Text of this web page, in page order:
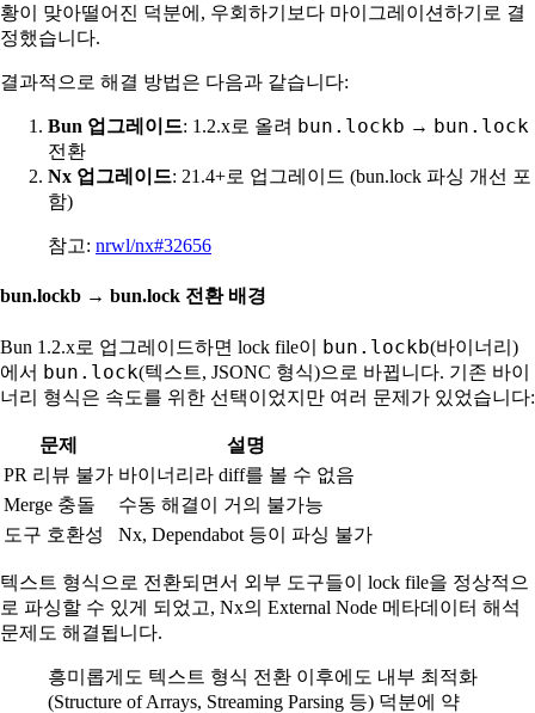
황이 맞아떨어진 덕분에, 우회하기보다 마이그레이션하기로 결
정했습니다.
결과적으로 해결 방법은 다음과 같습니다:
Bun 업그레이드: 1.2.x로 올려 bun.lockb → bun.lock
전환
Nx 업그레이드: 21.4+로 업그레이드 (bun.lock 파싱 개선 포
함)
참고: nrwl/nx#32656
bun.lockb → bun.lock 전환 배경
Bun 1.2.x로 업그레이드하면 lock file이 bun.lockb(바이너리)
에서 bun.lock(텍스트, JSONC 형식)으로 바뀝니다. 기존 바이
너리 형식은 속도를 위한 선택이었지만 여러 문제가 있었습니다:
문제
설명
PR 리뷰 불가 바이너리라 diff를 볼 수 없음
Merge 충돌
수동 해결이 거의 불가능
도구 호환성
Nx, Dependabot 등이 파싱 불가
텍스트 형식으로 전환되면서 외부 도구들이 lock file을 정상적으
로 파싱할 수 있게 되었고, Nx의 External Node 메타데이터 해석
문제도 해결됩니다.
흥미롭게도 텍스트 형식 전환 이후에도 내부 최적화
(Structure of Arrays, Streaming Parsing 등) 덕분에 약